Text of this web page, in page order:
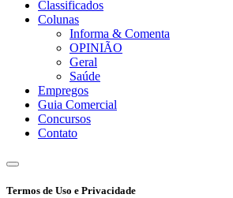
Classificados
Colunas
Informa & Comenta
OPINIÃO
Geral
Saúde
Empregos
Guia Comercial
Concursos
Contato
Termos de Uso e Privacidade